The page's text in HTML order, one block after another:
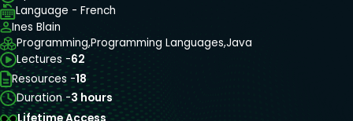
Language - French
Ines Blain
Programming,Programming Languages,Java
Lectures -62
Resources -18
Duration -3 hours